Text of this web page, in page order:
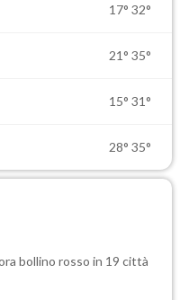
17° 32°
21° 35°
15° 31°
28° 35°
bollino rosso in 19 città